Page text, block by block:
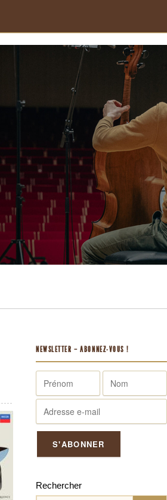
NEWSLETTER – ABONNEZ-VOUS !
Rechercher